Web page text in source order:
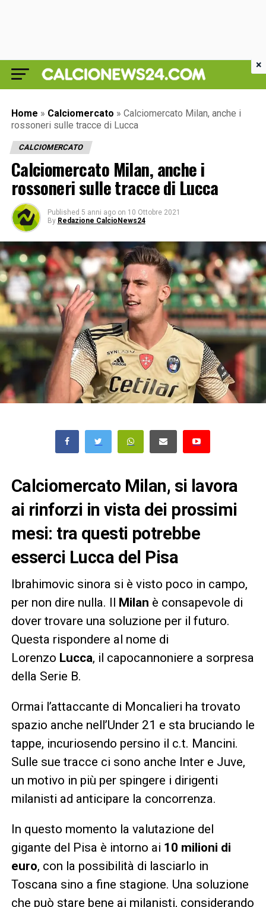
Home » Calciomercato » Calciomercato Milan, anche i
rossoneri sulle tracce di Lucca
CALCIOMERCATO
Calciomercato Milan, anche i
rossoneri sulle tracce di Lucca
Published 5 anni ago on 10 Ottobre 2021
By Redazione CalcioNews24
Calciomercato Milan, si lavora
ai rinforzi in vista dei prossimi
mesi: tra questi potrebbe
esserci Lucca del Pisa
Ibrahimovic sinora si è visto poco in campo,
per non dire nulla. Il Milan è consapevole di
dover trovare una soluzione per il futuro.
Questa rispondere al nome di
Lorenzo Lucca, il capocannoniere a sorpresa
della Serie B.
Ormai l’attaccante di Moncalieri ha trovato
spazio anche nell’Under 21 e sta bruciando le
tappe, incuriosendo persino il c.t. Mancini.
Sulle sue tracce ci sono anche Inter e Juve,
un motivo in più per spingere i dirigenti
milanisti ad anticipare la concorrenza.
In questo momento la valutazione del
gigante del Pisa è intorno ai 10 milioni di
euro, con la possibilità di lasciarlo in
Toscana sino a fine stagione. Una soluzione
che può stare bene ai milanisti, considerando
×